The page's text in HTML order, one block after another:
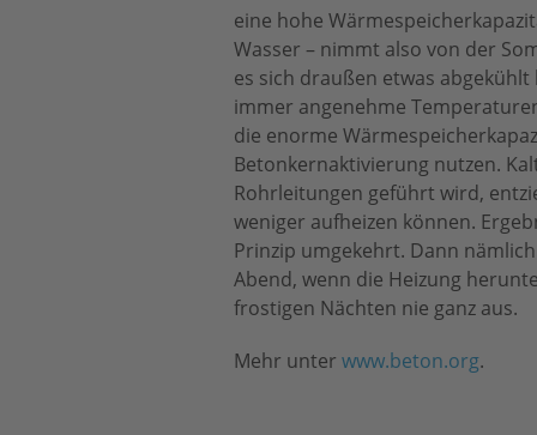
eine hohe
Wasser – nimmt also von der
es sich draußen etwas
immer angenehme
die enorme
Betonkernaktivierung nutzen.
Rohrleitungen geführt wird,
weniger aufheizen können.
Prinzip umgekehrt. Dann
Abend, wenn die Heizung
frostigen Nächten nie ganz aus.
Mehr unter www.beton.org.